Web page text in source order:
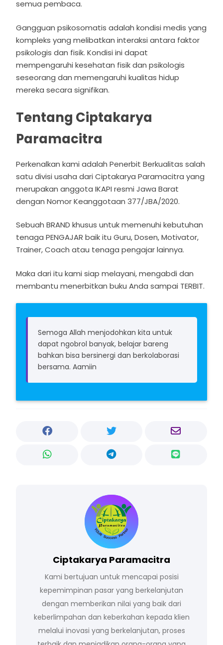
semua pembaca.
Gangguan psikosomatis adalah kondisi medis yang
kompleks yang melibatkan interaksi antara faktor
psikologis dan fisik. Kondisi ini dapat
mempengaruhi kesehatan fisik dan psikologis
seseorang dan memengaruhi kualitas hidup
mereka secara signifikan.
Tentang Ciptakarya
Paramacitra
Perkenalkan kami adalah Penerbit Berkualitas salah
satu divisi usaha dari Ciptakarya Paramacitra yang
merupakan anggota IKAPI resmi Jawa Barat
dengan Nomor Keanggotaan 377/JBA/2020.
Sebuah BRAND khusus untuk memenuhi kebutuhan
tenaga PENGAJAR baik itu Guru, Dosen, Motivator,
Trainer, Coach atau tenaga pengajar lainnya.
Maka dari itu kami siap melayani, mengabdi dan
membantu menerbitkan buku Anda sampai TERBIT.
Semoga Allah menjodohkan kita untuk
dapat ngobrol banyak, belajar bareng
bahkan bisa bersinergi dan berkolaborasi
bersama. Aamiin
Ciptakarya Paramacitra
Kami bertujuan untuk mencapai posisi
kepemimpinan pasar yang berkelanjutan
dengan memberikan nilai yang baik dari
keberlimpahan dan keberkahan kepada klien
melalui inovasi yang berkelanjutan, proses